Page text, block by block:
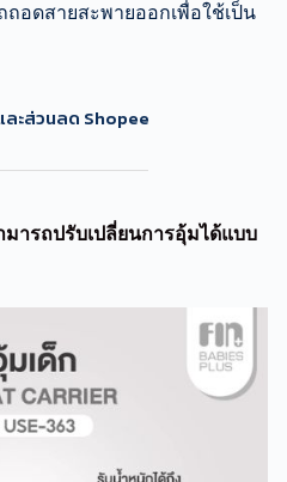
ถอดสายสะพายออกเพื่อใช้เป็น
ละส่วนลด Shopee
มารถปรับเปลี่ยนการอุ้มได้แบบ